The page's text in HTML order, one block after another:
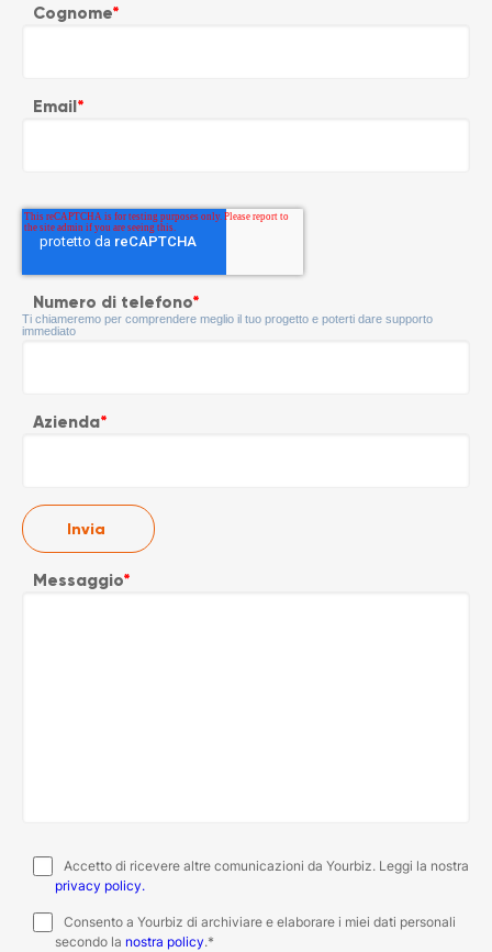
Cognome*
Email*
Numero di telefono*
Ti chiameremo per comprendere meglio il tuo progetto e poterti dare supporto
immediato
Azienda*
Messaggio*
Accetto di ricevere altre comunicazioni da Yourbiz. Leggi la nostra
privacy policy.
Consento a Yourbiz di archiviare e elaborare i miei dati personali
secondo la nostra policy.*